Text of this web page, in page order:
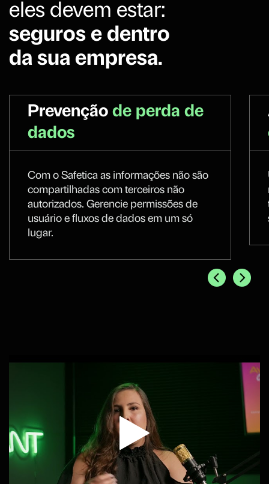
eles devem estar:
seguros e dentro
da sua empresa.
Prevenção de perda de
dados
Com o Safetica as informações não são
compartilhadas com terceiros não
autorizados. Gerencie permissões de
usuário e fluxos de dados em um só
lugar.